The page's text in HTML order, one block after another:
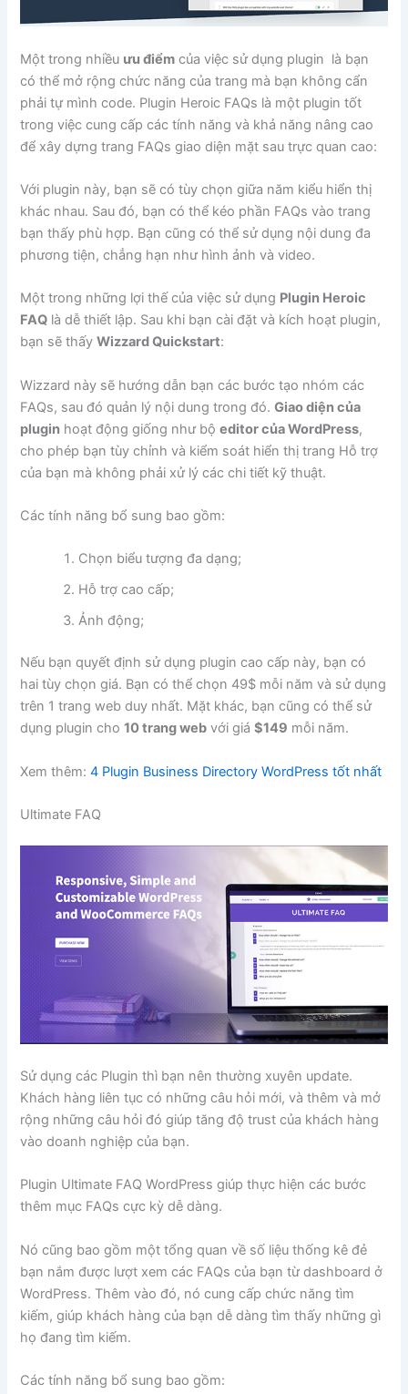
Một trong nhiều ưu điểm của việc sử dụng plugin là bạn
có thể mở rộng chức năng của trang mà bạn không cẩn
phải tự mình code. Plugin Heroic FAQs là một plugin tốt
trong việc cung cấp các tính năng và khả năng nâng cao
để xây dựng trang FAQs giao diện mặt sau trực quan cao:
Với plugin này, bạn sẽ có tùy chọn giữa năm kiểu hiển thị
khác nhau. Sau đó, bạn có thể kéo phần FAQs vào trang
bạn thấy phù hợp. Bạn cũng có thể sử dụng nội dung đa
phương tiện, chẳng hạn như hình ảnh và video.
Một trong những lợi thế của việc sử dụng Plugin Heroic
FAQ là dễ thiết lập. Sau khi bạn cài đặt và kích hoạt plugin,
bạn sẽ thấyWizzard Quickstart:
Wizzard này sẽ hướng dẫn bạn các bước tạo nhóm các
FAQs, sau đó quản lý nội dung trong đó.Giao diện của
plugin hoạt động giống như bộeditor của WordPress,
cho phép bạn tùy chỉnh và kiểm soát hiển thị trang Hỗ trợ
của bạn mà không phải xử lý các chi tiết kỹ thuật.
Các tính năng bổ sung bao gồm:
Chọn biểu tượng đa dạng;
Hỗ trợ cao cấp;
Ảnh động;
Nếu bạn quyết định sử dụng plugin cao cấp này, bạn có
hai tùy chọn giá. Bạn có thể chọn 49$ mỗi năm và sử dụng
trên 1 trang web duy nhất. Mặt khác, bạn cũng có thể sử
dụng plugin cho10 trang web với giá$149 mỗi năm.
Xem thêm:4 Plugin Business Directory WordPress tốt nhất
Ultimate FAQ
Sử dụng các Plugin thì bạn nên thường xuyên update.
Khách hàng liên tục có những câu hỏi mới, và thêm và mở
rộng những câu hỏi đó giúp tăng độ trust của khách hàng
vào doanh nghiệp của bạn.
Plugin Ultimate FAQ WordPress giúp thực hiện các bước
thêm mục FAQs cực kỳ dễ dàng.
Nó cũng bao gồm một tổng quan về số liệu thống kê đẻ
bạn nắm được lượt xem các FAQs của bạn từ dashboard ở
WordPress. Thêm vào đó, nó cung cấp chức năng tìm
kiếm, giúp khách hàng của bạn dễ dàng tìm thấy những gì
họ đang tìm kiếm.
Các tính năng bổ sung bao gồm: